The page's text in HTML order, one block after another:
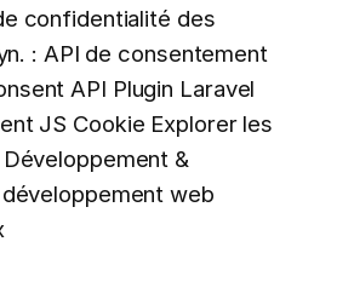
confidentialité des
: API de consentement
API Plugin Laravel
JS Cookie Explorer les
&
web